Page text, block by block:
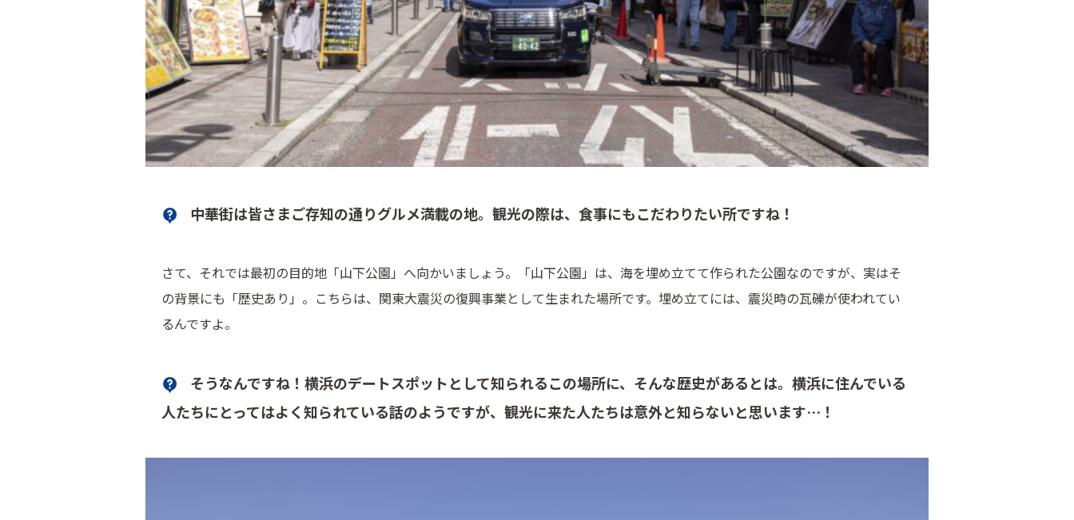
中華街は皆さまご存知の通りグルメ満載の地。観光の際は、食事にもこだわりたい所ですね！
さて、それでは最初の目的地「山下公園」へ向かいましょう。「山下公園」は、海を埋め立てて作られた公園なのですが、実はそ
の背景にも「歴史あり」。こちらは、関東大震災の復興事業として生まれた場所です。埋め立てには、震災時の瓦礫が使われてい
るんですよ。
そうなんですね！横浜のデートスポットとして知られるこの場所に、そんな歴史があるとは。横浜に住んでいる
人たちにとってはよく知られている話のようですが、観光に来た人たちは意外と知らないと思います…！